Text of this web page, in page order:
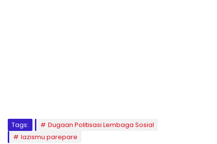
Tags:
Dugaan Politisasi Lembaga Sosial
lazismu parepare